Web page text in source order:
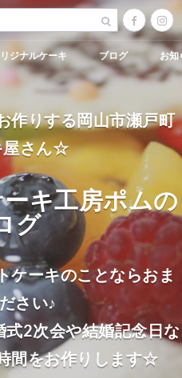
ジナルケーキ ブログ お知
作りする岡山市瀬戸町
屋さん☆
キ工房ポムの
グ
ケーキのことならおま
さい♪
式2次会や結婚記念日な
間をお作りします☆